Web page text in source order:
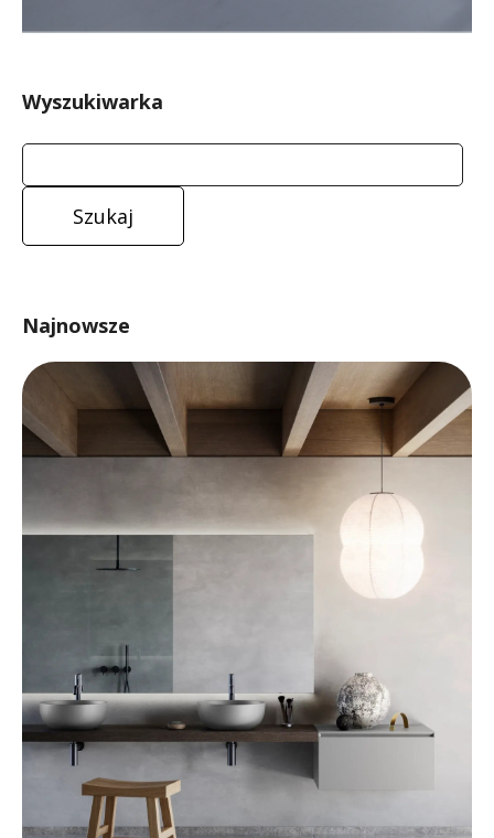
Wyszukiwarka
Najnowsze